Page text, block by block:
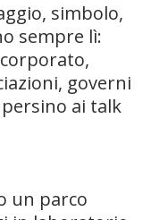
simbolo,
sempre lì:
governi
ai talk
un parco